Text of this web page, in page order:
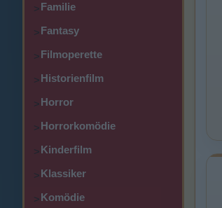
>Familie
>Fantasy
>Filmoperette
>Historienfilm
>Horror
>Horrorkomödie
>Kinderfilm
>Klassiker
>Komödie